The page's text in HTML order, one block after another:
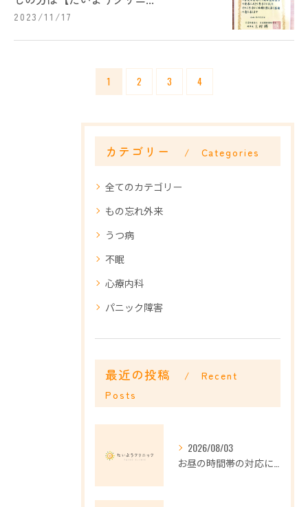
2023/11/17
1 2 3 4
カテゴリー Categories
全てのカテゴリー
もの忘れ外来
うつ病
不眠
心療内科
パニック障害
最近の投稿
Recent
Posts
2026/08/03